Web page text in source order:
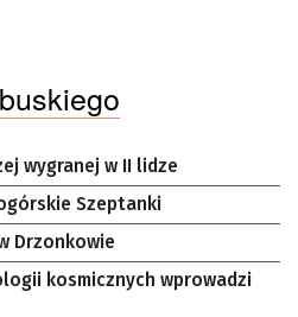
wygranej w II lidze
Szeptanki
Drzonkowie
kosmicznych wprowadzi